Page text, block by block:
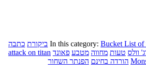
In this category: Bucket List of ביקורת כתבה
וולס טעות מחווה מטבע פאונד attack on titan
הורדה בחינם הפנתר השחור